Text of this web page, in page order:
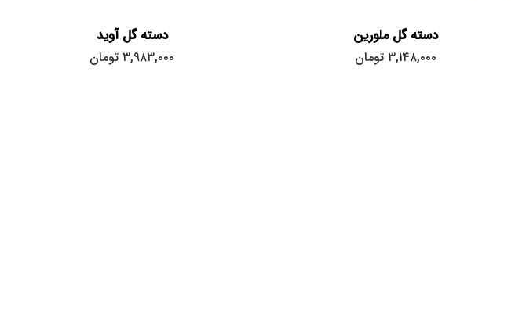
دسته گل ملورین
۳,۱۴۸,۰۰۰ تومان
دسته گل آوید
۳,۹۸۳,۰۰۰ تومان